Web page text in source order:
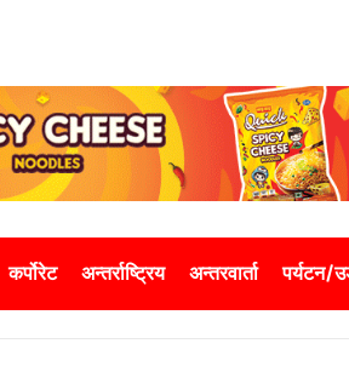
कर्पोरेट अन्तर्राष्ट्रिय अन्तरवार्ता पर्यटन/